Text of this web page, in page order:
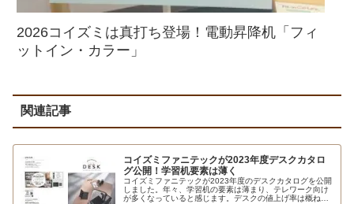
2026コイズミは真打ち登場！電動昇降机「フィ
ットイン・カラー」
関連記事
コイズミファニテックが2023年度デスクカタロ
グ公開！学習机要素は薄く
コイズミファニテックが2023年度のデスクカタログを公開
しました。年々、学習机の要素は薄まり、テレワーク向け
が多くなっていると感じます。デスクの値上げ率は概ね10